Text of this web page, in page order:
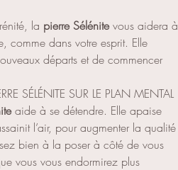
la pierre Sélénitevous aidera à
comme dans votre esprit. Elle
départs et de commencer
SÉLÉNITE SUR LE PLAN MENTAL
aide à se détendre. Elle apaise
l’air, pour augmenter la qualité
bien à la poser à côté de vous
vous vous endormirez plus